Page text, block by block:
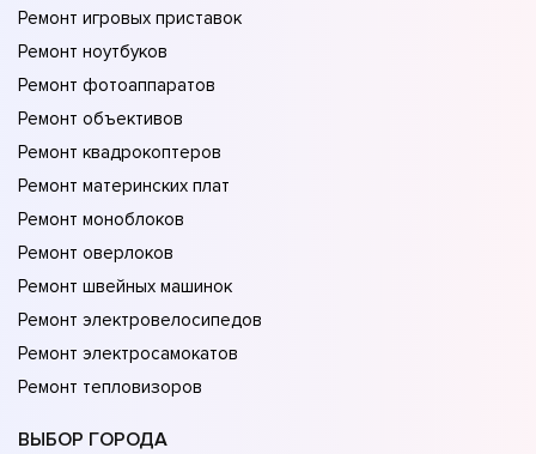
Ремонт игровых приставок
Ремонт ноутбуков
Ремонт фотоаппаратов
Ремонт объективов
Ремонт квадрокоптеров
Ремонт материнских плат
Ремонт моноблоков
Ремонт оверлоков
Ремонт швейных машинок
Ремонт электровелосипедов
Ремонт электросамокатов
Ремонт тепловизоров
ВЫБОР ГОРОДА